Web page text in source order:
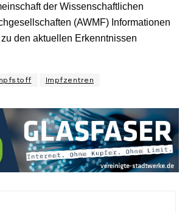
der Wissenschaftlichen
(AWMF) Informationen
den aktuellen Erkenntnissen
Impfzentren